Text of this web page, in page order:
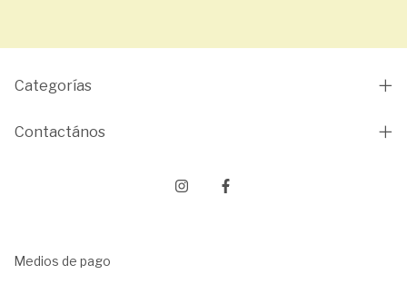
Categorías
Contactános
Medios de pago